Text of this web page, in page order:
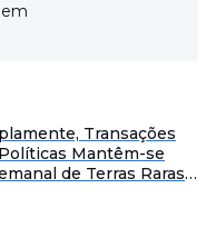
Transações
Mantêm-se
de Terras Raras